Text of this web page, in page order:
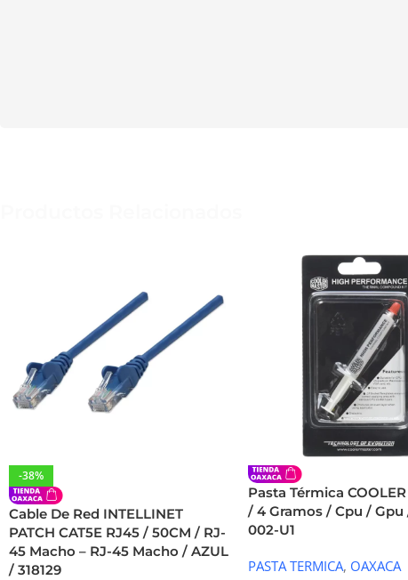
-38%
Cable De Red INTELLINET
PATCH CAT5E RJ45 / 50CM / RJ-
45 Macho – RJ-45 Macho / AZUL
/ 318129
Pasta Térmica COOLER
/ 4 Gramos / Cpu / Gpu
002-U1
PASTA TERMICA, OAXACA